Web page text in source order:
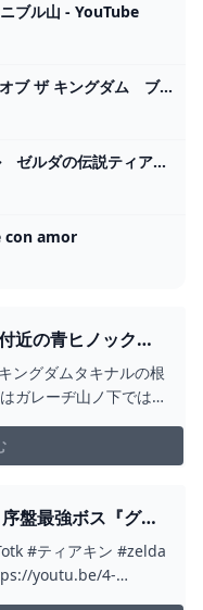
ブル山 - YouTube
【日本製】 ゼルダの伝説 ティアーズ オブ ザ キングダム ブレスオブザワイルド Nintendo Switch - zimplow.co.zw
【ティアキン】ベリル雪原のライネル ゼルダの伝説ティアーズオブ ザキングダム #ゼルダの伝説 #ティアキン #zelda - YouTube
con amor
近の青ヒノック
ブ ザ キングダム #
#SHORTS -
ングダムタキナルの根
ガレーヂ山ノ下では
#shorts
盤最強ボス『グリ
るとヤバすぎる！
説【ゼルダの伝
youtu.be/4-